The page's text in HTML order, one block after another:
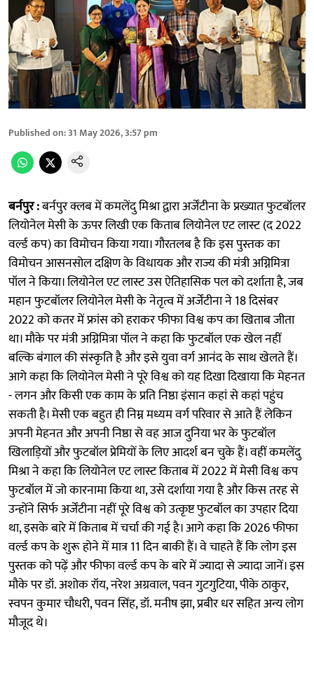
Published on:31 May 2026, 3:57 pm
बर्नपुर :बर्नपुर क्लब में कमलेंदु मिश्रा द्वारा अर्जेंटीना के प्रख्यात फुटबॉलर
लियोनेल मेसी के ऊपर लिखी एक किताब लियोनेल एट लास्ट (द 2022
वर्ल्ड कप) का विमोचन किया गया। गौरतलब है कि इस पुस्तक का
विमोचन आसनसोल दक्षिण के विधायक और राज्य की मंत्री अग्निमित्रा
पॉल ने किया। लियोनेल एट लास्ट उस ऐतिहासिक पल को दर्शाता है, जब
महान फुटबॉलर लियोनेल मेसी के नेतृत्व में अर्जेंटीना ने 18 दिसंबर
2022 को कतर में फ्रांस को हराकर फीफा विश्व कप का खिताब जीता
था। मौके पर मंत्री अग्निमित्रा पॉल ने कहा कि फुटबॉल एक खेल नहीं
बल्कि बंगाल की संस्कृति है और इसे युवा वर्ग आनंद के साथ खेलते हैं।
आगे कहा कि लियोनेल मेसी ने पूरे विश्व को यह दिखा दिखाया कि मेहनत
- लगन और किसी एक काम के प्रति निष्ठा इंसान कहां से कहां पहुंच
सकती है। मेसी एक बहुत ही निम्न मध्यम वर्ग परिवार से आते हैं लेकिन
अपनी मेहनत और अपनी निष्ठा से वह आज दुनिया भर के फुटबॉल
खिलाड़ियों और फुटबॉल प्रेमियों के लिए आदर्श बन चुके हैं। वहीं कमलेंदु
मिश्रा ने कहा कि लियोनेल एट लास्ट किताब में 2022 में मेसी विश्व कप
फुटबॉल में जो कारनामा किया था, उसे दर्शाया गया है और किस तरह से
उन्होंने सिर्फ अर्जेंटीना नहीं पूरे विश्व को उत्कृष्ट फुटबॉल का उपहार दिया
था, इसके बारे में किताब में चर्चा की गई है। आगे कहा कि 2026 फीफा
वर्ल्ड कप के शुरू होने में मात्र 11 दिन बाकी हैं। वे चाहते हैं कि लोग इस
पुस्तक को पढ़ें और फीफा वर्ल्ड कप के बारे में ज्यादा से ज्यादा जानें। इस
मौके पर डॉ. अशोक रॉय, नरेश अग्रवाल, पवन गुटगुटिया, पीके ठाकुर,
स्वपन कुमार चौधरी, पवन सिंह, डॉ. मनीष झा, प्रबीर धर सहित अन्य लोग
मौजूद थे।